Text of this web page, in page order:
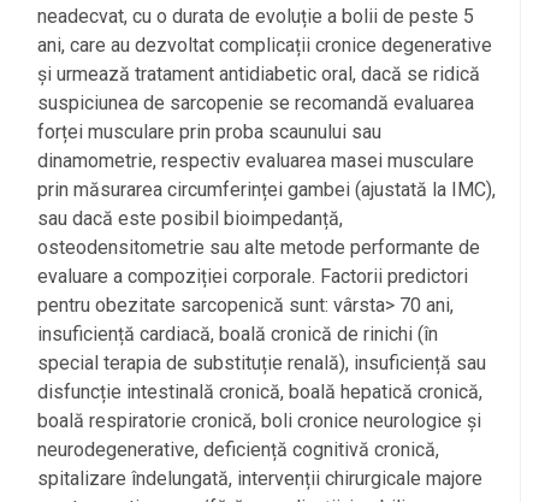
neadecvat, cu o durata de evoluție a bolii de peste 5
ani, care au dezvoltat complicații cronice degenerative
și urmează tratament antidiabetic oral, dacă se ridică
suspiciunea de sarcopenie se recomandă evaluarea
forței musculare prin proba scaunului sau
dinamometrie, respectiv evaluarea masei musculare
prin măsurarea circumferinței gambei (ajustată la IMC),
sau dacă este posibil bioimpedanță,
osteodensitometrie sau alte metode performante de
evaluare a compoziției corporale. Factorii predictori
pentru obezitate sarcopenică sunt: vârsta> 70 ani,
insuficiență cardiacă, boală cronică de rinichi (în
special terapia de substituție renală), insuficiență sau
disfuncție intestinală cronică, boală hepatică cronică,
boală respiratorie cronică, boli cronice neurologice și
neurodegenerative, deficiență cognitivă cronică,
spitalizare îndelungată, intervenții chirurgicale majore